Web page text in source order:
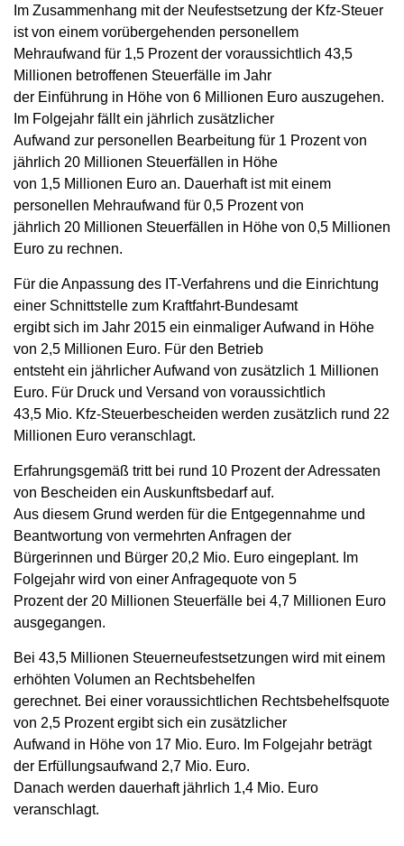
Im Zusammenhang mit der Neufestsetzung der Kfz-Steuer
ist von einem vorübergehenden personellem
Mehraufwand für 1,5 Prozent der voraussichtlich 43,5
Millionen betroffenen Steuerfälle im Jahr
der Einführung in Höhe von 6 Millionen Euro auszugehen.
Im Folgejahr fällt ein jährlich zusätzlicher
Aufwand zur personellen Bearbeitung für 1 Prozent von
jährlich 20 Millionen Steuerfällen in Höhe
von 1,5 Millionen Euro an. Dauerhaft ist mit einem
personellen Mehraufwand für 0,5 Prozent von
jährlich 20 Millionen Steuerfällen in Höhe von 0,5 Millionen
Euro zu rechnen.
Für die Anpassung des IT-Verfahrens und die Einrichtung
einer Schnittstelle zum Kraftfahrt-Bundesamt
ergibt sich im Jahr 2015 ein einmaliger Aufwand in Höhe
von 2,5 Millionen Euro. Für den Betrieb
entsteht ein jährlicher Aufwand von zusätzlich 1 Millionen
Euro. Für Druck und Versand von voraussichtlich
43,5 Mio. Kfz-Steuerbescheiden werden zusätzlich rund 22
Millionen Euro veranschlagt.
Erfahrungsgemäß tritt bei rund 10 Prozent der Adressaten
von Bescheiden ein Auskunftsbedarf auf.
Aus diesem Grund werden für die Entgegennahme und
Beantwortung von vermehrten Anfragen der
Bürgerinnen und Bürger 20,2 Mio. Euro eingeplant. Im
Folgejahr wird von einer Anfragequote von 5
Prozent der 20 Millionen Steuerfälle bei 4,7 Millionen Euro
ausgegangen.
Bei 43,5 Millionen Steuerneufestsetzungen wird mit einem
erhöhten Volumen an Rechtsbehelfen
gerechnet. Bei einer voraussichtlichen Rechtsbehelfsquote
von 2,5 Prozent ergibt sich ein zusätzlicher
Aufwand in Höhe von 17 Mio. Euro. Im Folgejahr beträgt
der Erfüllungsaufwand 2,7 Mio. Euro.
Danach werden dauerhaft jährlich 1,4 Mio. Euro
veranschlagt.